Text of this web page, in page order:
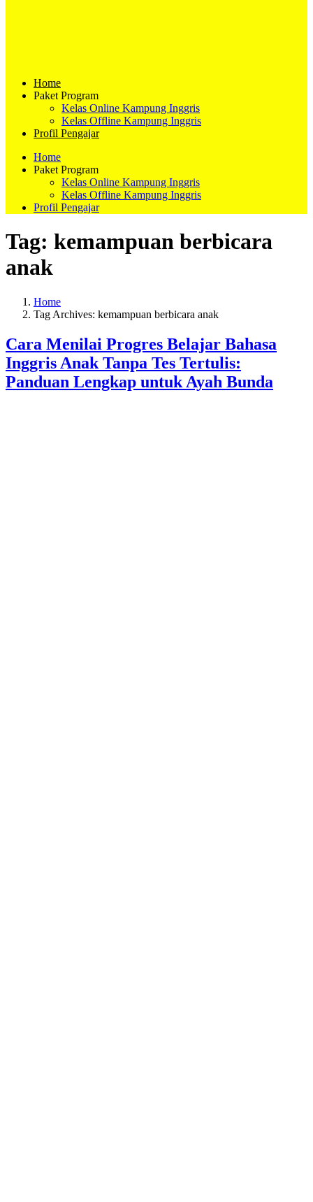
Home
Paket Program
Kelas Online Kampung Inggris
Kelas Offline Kampung Inggris
Profil Pengajar
Home
Paket Program
Kelas Online Kampung Inggris
Kelas Offline Kampung Inggris
Profil Pengajar
Tag: kemampuan berbicara
anak
Home
Tag Archives: kemampuan berbicara anak
Cara Menilai Progres Belajar Bahasa
Inggris Anak Tanpa Tes Tertulis:
Panduan Lengkap untuk Ayah Bunda